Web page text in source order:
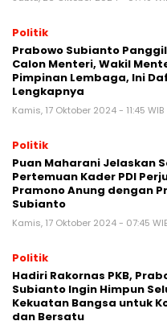
Politik
Prabowo Subianto Panggil
Calon Menteri, Wakil
Pimpinan Lembaga, Ini
Lengkapnya
Kamis, 17 Oktober 2024 - 11:45 WIB
Politik
Puan Maharani Jelaskan
Pertemuan Kader PDI
Pramono Anung dengan
Subianto
Kamis, 17 Oktober 2024 - 07:45
Politik
Hadiri Rakornas PKB,
Subianto Ingin Himpun
Kekuatan Bangsa untuk
dan Bersatu